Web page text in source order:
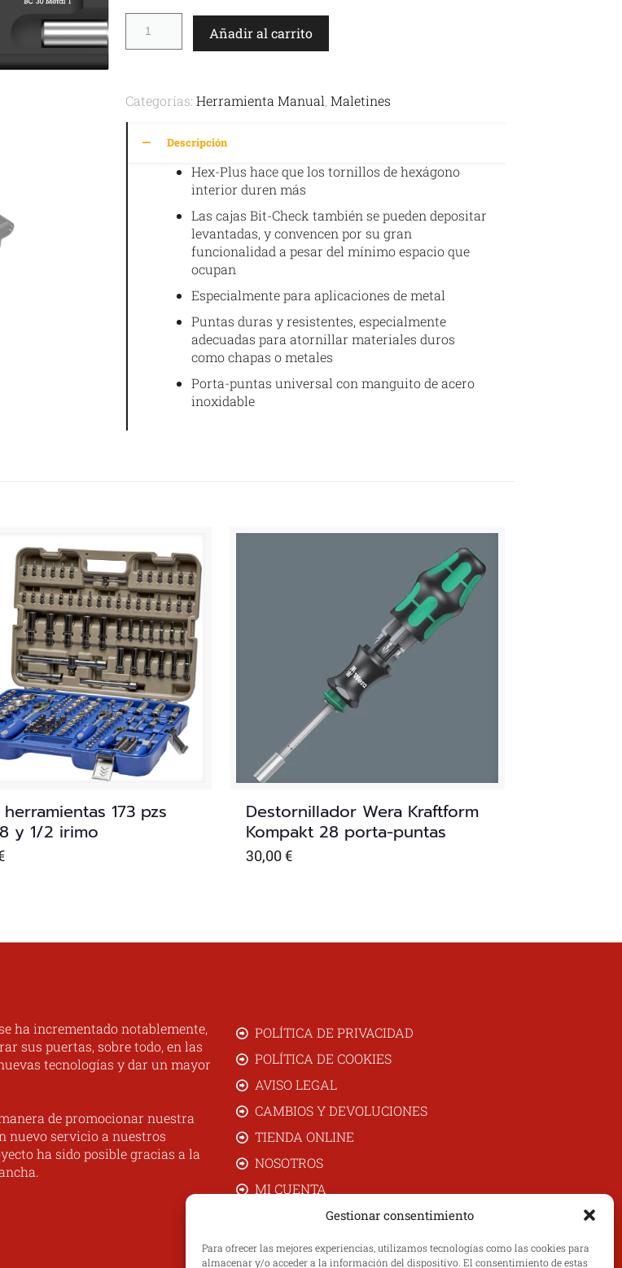
Gestionar consentimiento
Para ofrecer las mejores experiencias, utilizamos tecnologías como las cookies para
almacenar y/o acceder a la información del dispositivo. El consentimiento de estas
Añadir al carrito
Categorías:Herramienta Manual,Maletines
Descripción
Hex-Plus hace que los tornillos de hexágono
interior duren más
Las cajas Bit-Check también se pueden depositar
levantadas, y convencen por su gran
funcionalidad a pesar del mínimo espacio que
ocupan
Especialmente para aplicaciones de metal
Puntas duras y resistentes, especialmente
adecuadas para atornillar materiales duros
como chapas o metales
Porta-puntas universal con manguito de acero
inoxidable
173 pzs
y 1/2 irimo
Destornillador Wera Kraftform
Kompakt 28 porta-puntas
30,00€
ha incrementado notablemente,
sus puertas, sobre todo, en las
tecnologías y dar un mayor
de promocionar nuestra
nuevo servicio a nuestros
ha sido posible gracias a la
POLÍTICA DE PRIVACIDAD
POLÍTICA DE COOKIES
AVISO LEGAL
CAMBIOS Y DEVOLUCIONES
TIENDA ONLINE
NOSOTROS
MI CUENTA